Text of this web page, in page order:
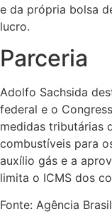
e da própria bolsa
lucro.
Parceria
Adolfo Sachsida
federal e o
medidas tributárias
combustíveis para
auxílio gás e a
limita o ICMS dos
Fonte: Agência Brasil